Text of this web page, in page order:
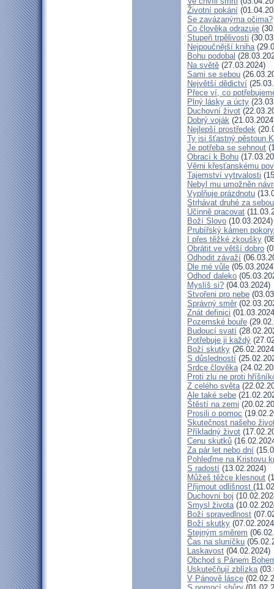
Životní pokání
Se zavázanýma očima?
Co člověka odrazuje
Stupeň trpělivosti
Nejpoučnější kniha
Bohu podobal
Na světě (27.03.2024)
Sami se sebou
Největší dědictví
Přece ví, co
Plný lásky a úcty
Duchovní život
Dobrý voják
Nejlepší prostředek
Ty jsi šťastný pěstoun
Je potřeba se sehnout
Obrací k Bohu
Věrni křesťanskému
Tajemství vytrvalosti
Nebyl mu umožněn
Vyplňuje prázdnotu
Strhávat druhé za sebou
Účinně pracovat
Boží Slovo (10.03.2024)
Prubířský kámen pokory
I přes těžké zkoušky
Obrátit ve větší dobro
Odhodit závaží
Dle mé vůle
Odhoď daleko
Myslíš si? (04.03.2024)
Stvořeni pro nebe
Správný směr
Znát definici
Pozemské bouře
Budoucí svatí
Potřebuje ji každý
Boží skutky
S důsledností
Srdce člověka
Proti zlu ne proti
Z celého světa
Ale také sebe
Štěstí na zemi
Prosili o pomoc
Skutečnost našeho
Příkladný život
Cenu skutků
Za pár let nebo dní
Pohleďme na Kristovu
S radostí (13.02.2024)
Můžeš těžce klesnout
Přijmout odlišnost
Duchovní boj
Smysl života
Boží spravedlnost
Boží skutky
Stejným směrem
Čas na sluníčku
Laskavost (04.02.2024)
Obchod s Pánem
Uskutečňují zblízka
V Pánově lásce